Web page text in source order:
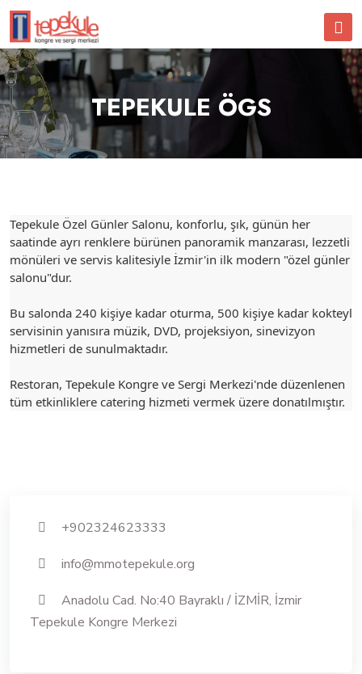
TEPEKULE ÖGS
Tepekule Özel Günler Salonu, konforlu, şık, günün her
saatinde ayrı renklere bürünen panoramik manzarası, lezzetli
mönüleri ve servis kalitesiyle İzmir'in ilk modern "özel günler
salonu"dur.
Bu salonda 240 kişiye kadar oturma, 500 kişiye kadar kokteyl
servisinin yanısıra müzik, DVD, projeksiyon, sinevizyon
hizmetleri de sunulmaktadır.
Restoran, Tepekule Kongre ve Sergi Merkezi'nde düzenlenen
tüm etkinliklere catering hizmeti vermek üzere donatılmıştır.
+902324623333
info@mmotepekule.org
Anadolu Cad. No:40 Bayraklı / İZMİR, İzmir
Tepekule Kongre Merkezi